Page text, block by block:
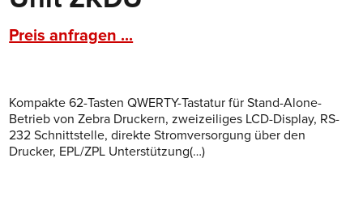
Preis anfragen ...
Kompakte 62-Tasten QWERTY-Tastatur für Stand-Alone-
Betrieb von Zebra Druckern, zweizeiliges LCD-Display, RS-
232 Schnittstelle, direkte Stromversorgung über den
Drucker, EPL/ZPL Unterstützung(…)